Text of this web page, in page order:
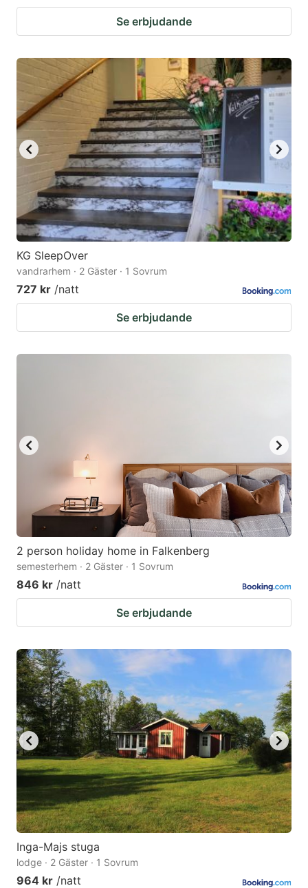
Se erbjudande
KG SleepOver
vandrarhem · 2 Gäster · 1 Sovrum
727 kr /natt
Se erbjudande
2 person holiday home in Falkenberg
semesterhem · 2 Gäster · 1 Sovrum
846 kr /natt
Se erbjudande
Inga-Majs stuga
lodge · 2 Gäster · 1 Sovrum
964 kr /natt